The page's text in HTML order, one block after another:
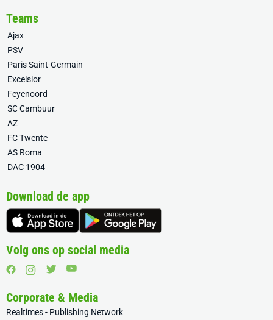
Teams
Ajax
PSV
Paris Saint-Germain
Excelsior
Feyenoord
SC Cambuur
AZ
FC Twente
AS Roma
DAC 1904
Download de app
Volg ons op social media
Corporate & Media
Realtimes - Publishing Network